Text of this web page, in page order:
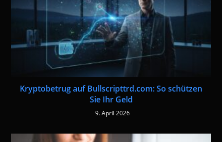
Kryptobetrug auf Bullscripttrd.com: So schützen
Sie Ihr Geld
9. April 2026